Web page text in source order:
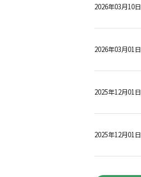
2026年03月10日
2026年03月01日
2025年12月01日
2025年12月01日